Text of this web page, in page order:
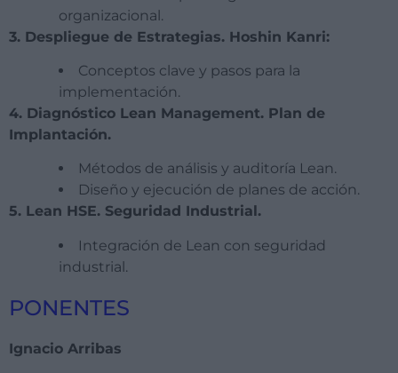
organizacional.
3. Despliegue de Estrategias. Hoshin Kanri:
Conceptos clave y pasos para la
implementación.
4. Diagnóstico Lean Management. Plan de
Implantación.
Métodos de análisis y auditoría Lean.
Diseño y ejecución de planes de acción.
5. Lean HSE. Seguridad Industrial.
Integración de Lean con seguridad
industrial.
PONENTES
Ignacio Arribas